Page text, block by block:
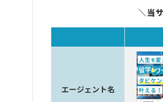
＼当
エージェント名